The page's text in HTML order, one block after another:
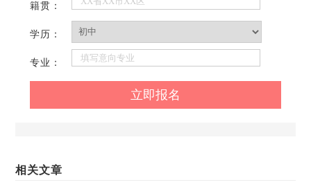
籍贯：
学历：
专业：
相关文章